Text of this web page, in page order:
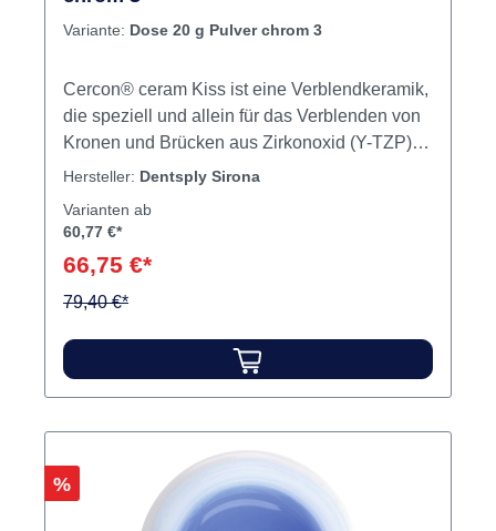
Variante: Dose 20 g Pulver chrom 3
Cercon® ceram Kiss ist eine Verblendkeramik,
die speziell und allein für das Verblenden von
Kronen und Brücken aus Zirkonoxid (Y-TZP)
mit einem WAK von 10,5µm/m·K (25 - 500°C).
Hersteller: Dentsply Sirona
Varianten ab
60,77 €*
66,75 €*
79,40 €*
Rabatt
%